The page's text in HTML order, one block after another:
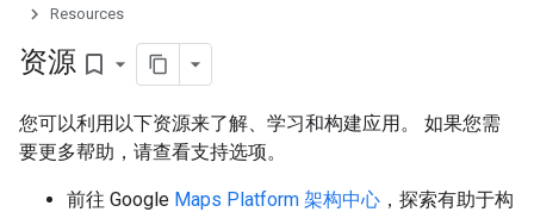
Resources
资源 bookmark_border
您可以利用以下资源来了解、学习和构建应用。 如果您需
要更多帮助，请查看支持选项。
前往 Google Maps Platform 架构中心 ，探索有助于构